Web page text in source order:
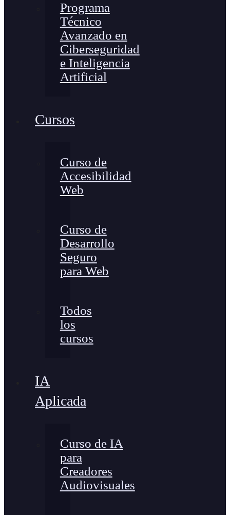
Programa
Técnico
Avanzado en
Ciberseguridad
e Inteligencia
Artificial
Cursos
Curso de
Accesibilidad
Web
Curso de
Desarrollo
Seguro
para Web
Todos
los
cursos
IA
Aplicada
Curso de IA
para
Creadores
Audiovisuales